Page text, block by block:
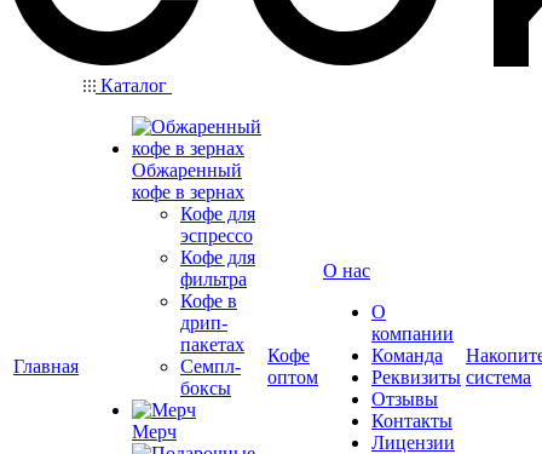
Главная
Каталог
Обжаренный
кофе в зернах
Кофе для
эспрессо
Кофе для
фильтра
Кофе в
дрип-
пакетах
Семпл-
боксы
Мерч
Кофе
оптом
О нас
О
компании
Команда
Реквизиты
Отзывы
Контакты
Лицензии
система